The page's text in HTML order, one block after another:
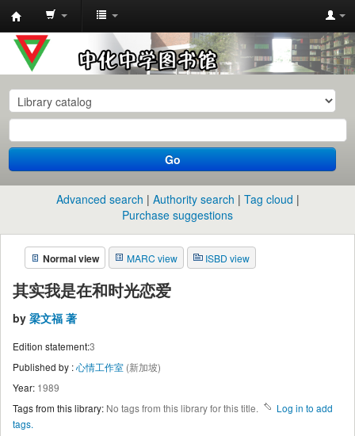
中
化
中
学
图
书
馆
目
录
Go
Advanced search Authority search
Tag cloud
Purchase suggestions
Normal view MARC view ISBD view
其实我是在和时光恋爱
by 梁文福 著
Edition statement:3
Published by :心情工作室 (新加坡)
Year: 1989
Tags from this library: No tags from this library for this title.
Log in to add
tags.